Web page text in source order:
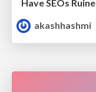
akashhashmi